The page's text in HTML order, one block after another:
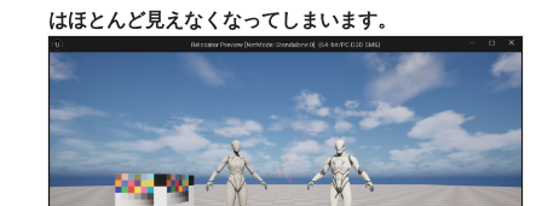
はほとんど見えなくなってしまいます。